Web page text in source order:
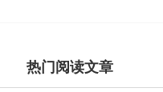
热门阅读文章